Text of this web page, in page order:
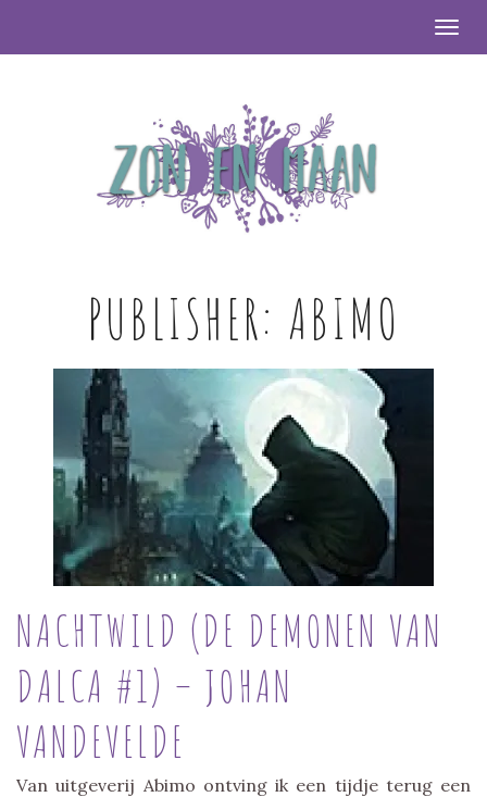
PUBLISHER: ABIMO
NACHTWILD (DE DEMONEN VAN
DALCA #1) – JOHAN
VANDEVELDE
Van uitgeverij Abimo ontving ik een tijdje terug een